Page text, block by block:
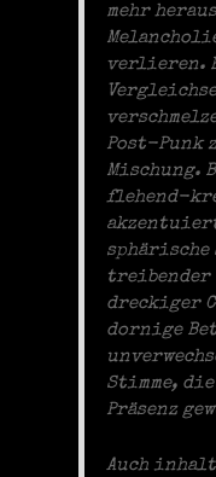
mehr
verlieren.
Post-Punk
Mischung.
flehend-
akzentuiert
sphärische
treibender
dreckiger
dornige
Stimme,
Präsenz
Auch